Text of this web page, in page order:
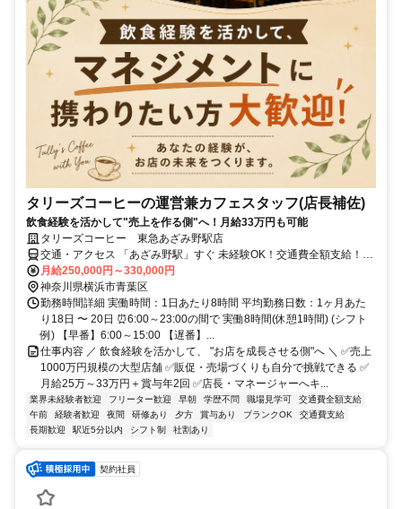
タリーズコーヒーの運営兼カフェスタッフ(店長補佐)
飲食経験を活かして"売上を作る側"へ！月給33万円も可能
タリーズコーヒー 東急あざみ野駅店
交通・アクセス 「あざみ野駅」すぐ 未経験OK！交通費全額支給！昇
給・賞与あり！社員割引あり
月給250,000円～330,000円
神奈川県横浜市青葉区
勤務時間詳細 実働時間：1日あたり8時間 平均勤務日数：1ヶ月あた
り18日 〜 20日 ⏰6:00～23:00の間で 実働8時間(休憩1時間) (シフト
例) 【早番】6:00～15:00 【遅番】...
仕事内容 ／ 飲食経験を活かして、 "お店を成長させる側"へ ＼ ✅売上
1000万円規模の大型店舗 ✅販促・売場づくりも自分で挑戦できる ✅
月給25万～33万円＋賞与年2回 ✅店長・マネージャーへキ...
業界未経験者歓迎 フリーター歓迎 早朝 学歴不問 職場見学可
交通費全額支給
午前
経験者歓迎 夜間 研修あり 夕方 賞与あり ブランクOK
交通費支給
長期歓迎
駅近5分以内 シフト制 社割あり
契約社員